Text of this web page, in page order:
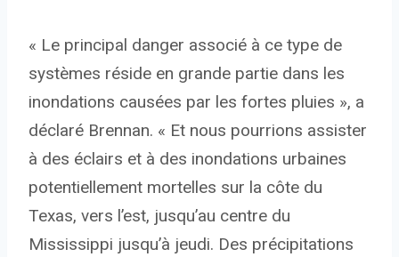
« Le principal danger associé à ce type de
systèmes réside en grande partie dans les
inondations causées par les fortes pluies », a
déclaré Brennan. « Et nous pourrions assister
à des éclairs et à des inondations urbaines
potentiellement mortelles sur la côte du
Texas, vers l’est, jusqu’au centre du
Mississippi jusqu’à jeudi. Des précipitations